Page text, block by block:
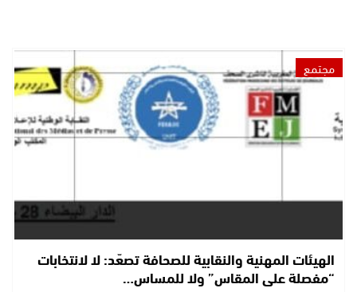
مجتمع
الهيئات المهنية والنقابية للصحافة تصعّد: لا لانتخابات
“مفصلة على المقاس” ولا للمساس…